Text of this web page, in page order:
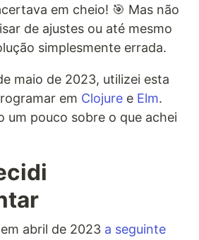
em cheio! 🎯 Mas não
de ajustes ou até mesmo
simplesmente errada.
maio de 2023, utilizei esta
em Clojure e Elm.
um pouco sobre o que achei
abril de 2023 a seguinte